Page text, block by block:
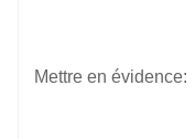
Mettre en évidence: